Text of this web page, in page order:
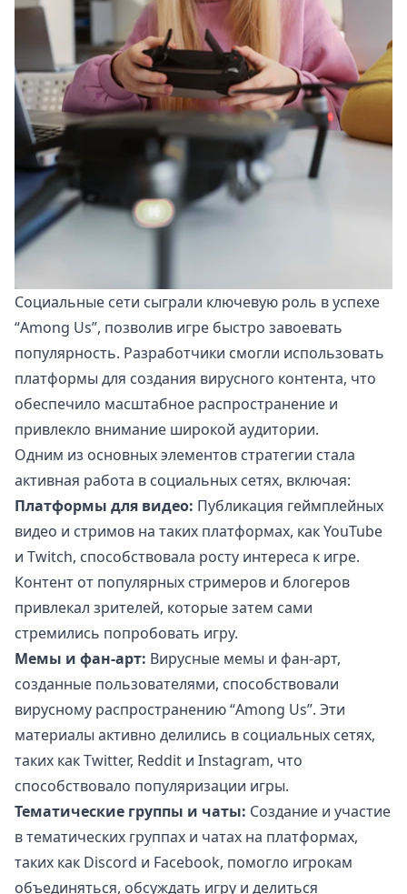
Социальные сети сыграли ключевую роль в успехе
“Among Us”, позволив игре быстро завоевать
популярность. Разработчики смогли использовать
платформы для создания вирусного контента, что
обеспечило масштабное распространение и
привлекло внимание широкой аудитории.
Одним из основных элементов стратегии стала
активная работа в социальных сетях, включая:
Платформы для видео: Публикация геймплейных
видео и стримов на таких платформах, как YouTube
и Twitch, способствовала росту интереса к игре.
Контент от популярных стримеров и блогеров
привлекал зрителей, которые затем сами
стремились попробовать игру.
Мемы и фан-арт: Вирусные мемы и фан-арт,
созданные пользователями, способствовали
вирусному распространению “Among Us”. Эти
материалы активно делились в социальных сетях,
таких как Twitter, Reddit и Instagram, что
способствовало популяризации игры.
Тематические группы и чаты: Создание и участие
в тематических группах и чатах на платформах,
таких как Discord и Facebook, помогло игрокам
объединяться, обсуждать игру и делиться